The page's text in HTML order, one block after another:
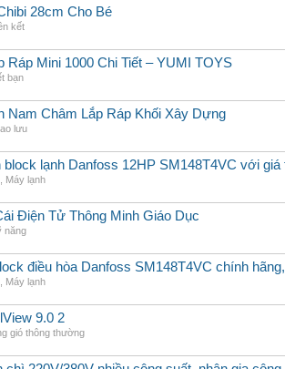
28cm Cho Bé
kết
Ráp Mini 1000 Chi Tiết – YUMI TOYS
bạn
Nam Châm Lắp Ráp Khối Xây Dựng
lưu
block lạnh Danfoss 12HP SM148T4VC với
Máy lạnh
Điện Tử Thông Minh Giáo Dục
năng
điều hòa Danfoss SM148T4VC chính
Máy lạnh
9.0 2
gió thông thường